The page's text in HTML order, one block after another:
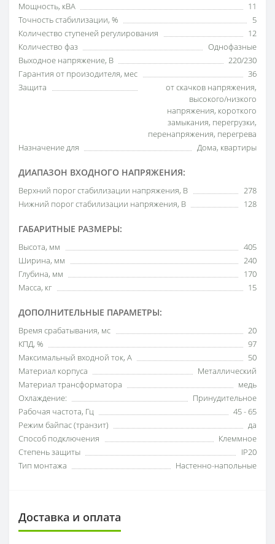
Мощность, кВА
11
Точность стабилизации, %
5
Количество ступеней регулирования
12
Количество фаз
Однофазные
Выходное напряжение, В
220/230
Гарантия от произодителя, мес
36
Защита
от скачков напряжения,
высокого/низкого
напряжения, короткого
замыкания, перегрузки,
перенапряжения, перегрева
Назначение для
Дома, квартиры
ДИАПАЗОН ВХОДНОГО НАПРЯЖЕНИЯ:
Верхний порог стабилизации напряжения, В
278
Нижний порог стабилизации напряжения, В
128
ГАБАРИТНЫЕ РАЗМЕРЫ:
Высота, мм
405
Ширина, мм
240
Глубина, мм
170
Масса, кг
15
ДОПОЛНИТЕЛЬНЫЕ ПАРАМЕТРЫ:
Время срабатывания, мс
20
КПД, %
97
Максимальный входной ток, А
50
Материал корпуса
Металлический
Материал трансформатора
медь
Охлаждение:
Принудительное
Рабочая частота, Гц
45 - 65
Режим байпас (транзит)
да
Способ подключения
Клеммное
Степень защиты
IP20
Тип монтажа
Настенно-напольные
Доставка и оплата